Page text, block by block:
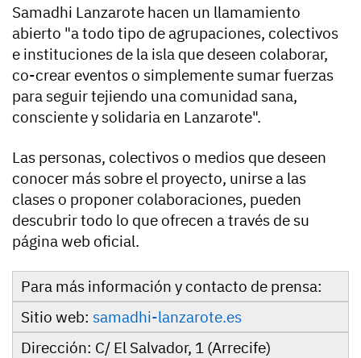
Samadhi Lanzarote hacen un llamamiento
abierto "a todo tipo de agrupaciones, colectivos
e instituciones de la isla que deseen colaborar,
co-crear eventos o simplemente sumar fuerzas
para seguir tejiendo una comunidad sana,
consciente y solidaria en Lanzarote".
Las personas, colectivos o medios que deseen
conocer más sobre el proyecto, unirse a las
clases o proponer colaboraciones, pueden
descubrir todo lo que ofrecen a través de su
página web oficial.
Para más información y contacto de prensa:
Sitio web: samadhi-lanzarote.es
Dirección: C/ El Salvador, 1 (Arrecife)